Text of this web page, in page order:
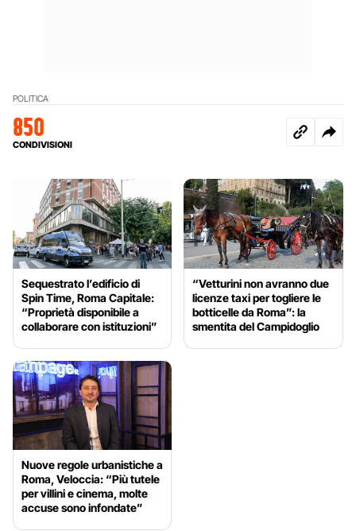
POLITICA
850
CONDIVISIONI
Sequestrato l’edificio di
Spin Time, Roma Capitale:
“Proprietà disponibile a
collaborare con istituzioni”
“Vetturini non avranno due
licenze taxi per togliere le
botticelle da Roma”: la
smentita del Campidoglio
Nuove regole urbanistiche a
Roma, Veloccia: “Più tutele
per villini e cinema, molte
accuse sono infondate”